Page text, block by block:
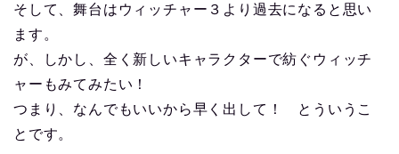
そして、舞台はウィッチャー３より過去になると思い
ます。
が、しかし、全く新しいキャラクターで紡ぐウィッチ
ャーもみてみたい！
つまり、なんでもいいから早く出して！ とういうこ
とです。